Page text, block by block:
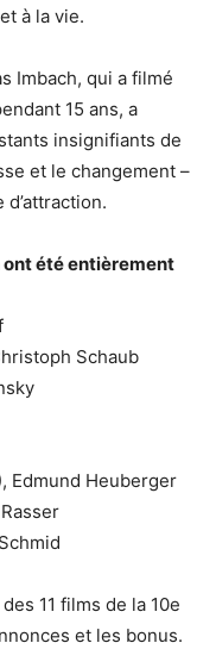
à la vie.
Imbach, qui a filmé
15 ans, a
insignifiants de
et le changement –
ont été entièrement
Schaub
Edmund Heuberger
11 films de la 10e
et les bonus.